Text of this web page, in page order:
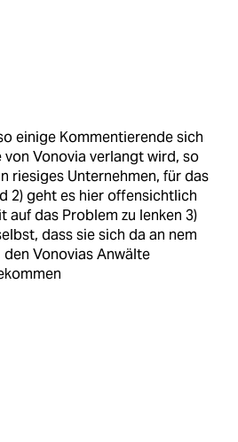
einige Kommentierende sich
von Vonovia verlangt wird, so
riesiges Unternehmen, für das
2) geht es hier offensichtlich
auf das Problem zu lenken 3)
dass sie sich da an nem
Vonovias Anwälte